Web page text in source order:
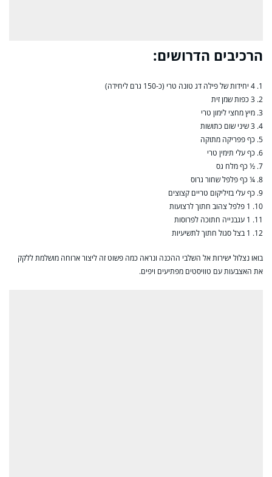
הרכיבים הדרושים:
1. 4 יחידות של פילה דג טונה טרי (כ-150 גרם ליחידה)
2. 3 כפות שמן זית
3. מיץ מחצי לימון טרי
4. 3 שיני שום כתושות
5. כף פפריקה מתוקה
6. כף עלי תימין טרי
7. ½ כף מלח גס
8. ¼ כף פלפל שחור גרוס
9. כף עלי בזיליקום טריים קצוצים
10. 1 פלפל צהוב חתוך לרצועות
11. 1 עגבנייה חתוכה לפרוסות
12. 1 בצל סגול חתוך לתשיעיות
בואו נצלול ישירות אל השלבי ההכנה ונראה כמה פשוט זה ליצור ארוחה מושלמת ללקק
את האצבעות עם טוויסטים מפתיעים ויפים.